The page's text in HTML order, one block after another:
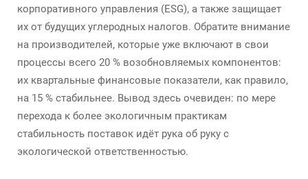
корпоративного управления (ESG), а также защищает
их от будущих углеродных налогов. Обратите внимание
на производителей, которые уже включают в свои
процессы всего 20 % возобновляемых компонентов:
их квартальные финансовые показатели, как правило,
на 15 % стабильнее. Вывод здесь очевиден: по мере
перехода к более экологичным практикам
стабильность поставок идёт рука об руку с
экологической ответственностью.